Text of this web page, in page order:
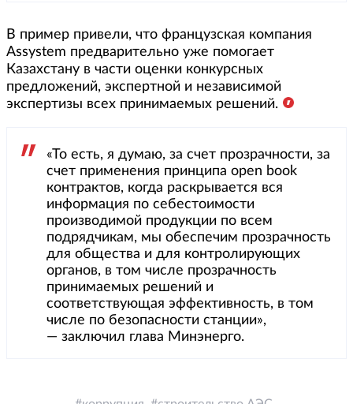
В пример привели, что французская компания
Assystem предварительно уже помогает
Казахстану в части оценки конкурсных
предложений, экспертной и независимой
экспертизы всех принимаемых решений.
«То есть, я думаю, за счет прозрачности, за
счет применения принципа open book
контрактов, когда раскрывается вся
информация по себестоимости
производимой продукции по всем
подрядчикам, мы обеспечим прозрачность
для общества и для контролирующих
органов, в том числе прозрачность
принимаемых решений и
соответствующая эффективность, в том
числе по безопасности станции»,
— заключил глава Минэнерго.